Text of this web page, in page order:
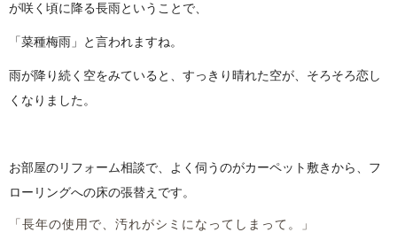
が咲く頃に降る長雨ということで、
「菜種梅雨」と言われますね。
雨が降り続く空をみていると、すっきり晴れた空が、そろそろ恋し
くなりました。
お部屋のリフォーム相談で、よく伺うのがカーペット敷きから、フ
ローリングへの床の張替えです。
「長年の使用で、汚れがシミになってしまって。」